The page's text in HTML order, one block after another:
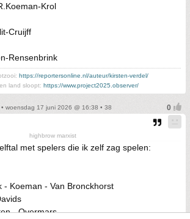
Krol
Cruijff
Rensenbrink
https://reportersonline.nl/auteur/kirsten-verdel/
land sloopt: https://www.project2025.observer/
• woensdag 17 juni 2026 @ 16:38 • 38
highbrow marxist
met spelers die ik zelf zag spelen:
- Koeman - Van Bronckhorst
- Overmars